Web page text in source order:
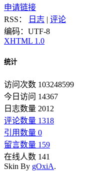
申请链接
RSS：
日志 | 评论
编码：UTF-8
XHTML 1.0
统计
访问次数 103248599
今日访问 14367
日志数量 2012
评论数量 1318
引用数量 0
留言数量 159
在线人数 141
Skin By gOxiA.